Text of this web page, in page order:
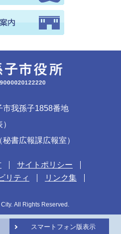
我孫子1858番地
書広報課広報室）
サイトポリシー
リティ
リンク集
All Rights Reserved.
スマートフォン版表示